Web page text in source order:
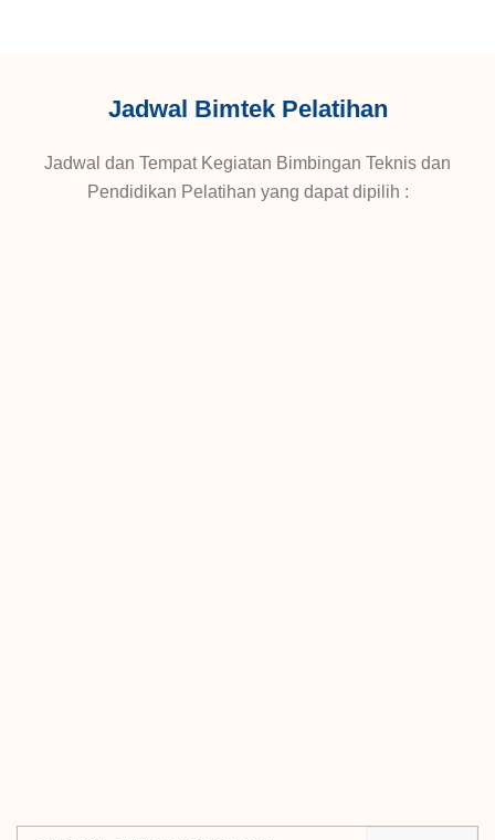
Jadwal Bimtek Pelatihan
Jadwal dan Tempat Kegiatan Bimbingan Teknis dan
Pendidikan Pelatihan yang dapat dipilih :